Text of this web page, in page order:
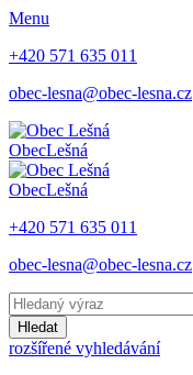
Menu
+420 571 635 011
obec-lesna@obec-lesna.cz
ObecLešná
ObecLešná
+420 571 635 011
obec-lesna@obec-lesna.cz
Hledat
rozšířené vyhledávání